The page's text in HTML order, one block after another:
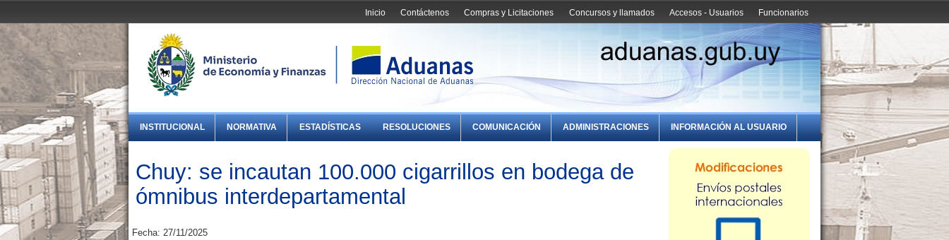
Funcionarios
Accesos - Usuarios
Concursos y llamados
Compras y Licitaciones
Contáctenos
Inicio
INSTITUCIONAL NORMATIVA ESTADÍSTICAS RESOLUCIONES COMUNICACIÓN ADMINISTRACIONES INFORMACIÓN AL USUARIO
Chuy: se incautan 100.000 cigarrillos en bodega de
ómnibus interdepartamental
Fecha: 27/11/2025